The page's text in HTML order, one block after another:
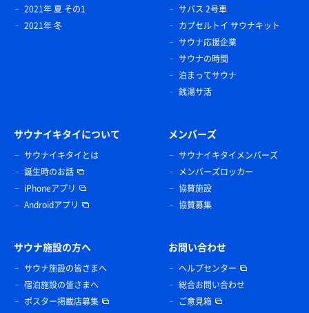
2021年 夏 その1
2021年 冬
サバス 2号車
カプセルトイ サウナキット
サウナ応援企業
サウナの時間
泊まってサウナ
銭湯サ活
サウナイキタイについて
サウナイキタイとは
誕生時のお話
iPhoneアプリ
Androidアプリ
メンバーズ
サウナイキタイメンバーズ
メンバーズロッカー
協賛施設
協賛募集
サウナ施設の方へ
サウナ施設の皆さまへ
宿泊施設の皆さまへ
ポスター掲載店募集
お問い合わせ
ヘルプセンター
総合お問い合わせ
ご意見箱